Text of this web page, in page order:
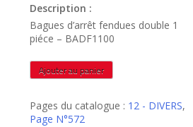
Description :
Bagues d’arrêt fendues double 1
piéce – BADF1100
quantité
de
Ajouter au panier
Pages du catalogue : 12 - DIVERS,
Page N°572